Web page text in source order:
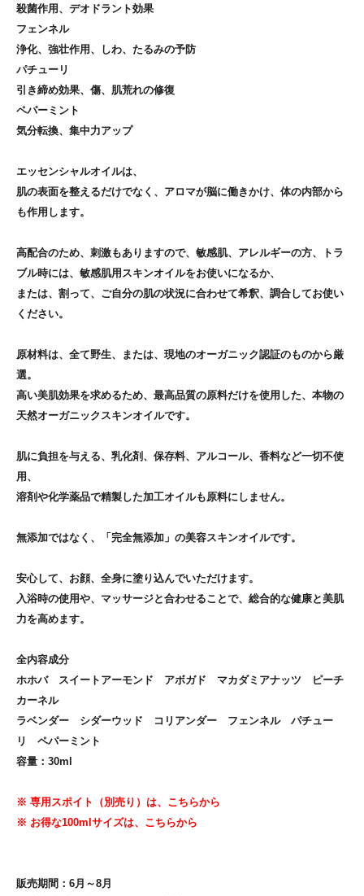
殺菌作用、デオドラント効果
フェンネル
浄化、強壮作用、しわ、たるみの予防
パチューリ
引き締め効果、傷、肌荒れの修復
ペパーミント
気分転換、集中力アップ
エッセンシャルオイルは、
肌の表面を整えるだけでなく、アロマが脳に働きかけ、体の内部から
も作用します。
高配合のため、刺激もありますので、敏感肌、アレルギーの方、トラ
ブル時には、敏感肌用スキンオイルをお使いになるか、
または、割って、ご自分の肌の状況に合わせて希釈、調合してお使い
ください。
原材料は、全て野生、または、現地のオーガニック認証のものから厳
選。
高い美肌効果を求めるため、最高品質の原料だけを使用した、本物の
天然オーガニックスキンオイルです。
肌に負担を与える、乳化剤、保存料、アルコール、香料など一切不使
用、
溶剤や化学薬品で精製した加工オイルも原料にしません。
無添加ではなく、「完全無添加」の美容スキンオイルです。
安心して、お顔、全身に塗り込んでいただけます。
入浴時の使用や、マッサージと合わせることで、総合的な健康と美肌
力を高めます。
全内容成分
ホホバ スイートアーモンド アボガド マカダミアナッツ ピーチ
カーネル
ラベンダー シダーウッド コリアンダー フェンネル パチュー
リ ペパーミント
容量：30ml
※ 専用スポイト（別売り）は、こちらから
※ お得な100mlサイズは、こちらから
販売期間：6月～8月